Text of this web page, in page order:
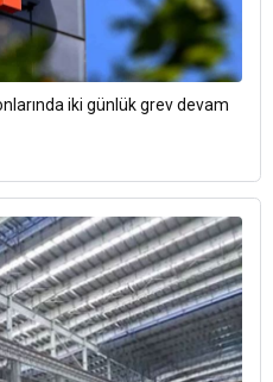
iki günlük grev devam